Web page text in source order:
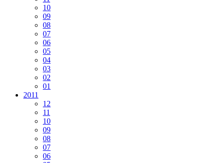
10
09
08
07
06
05
04
03
02
01
2011
12
11
10
09
08
07
06